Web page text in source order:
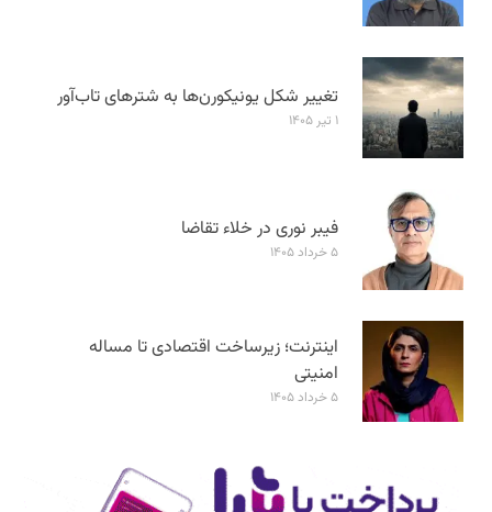
تغییر شکل یونیکورن‌ها به شترهای تاب‌آور
۱ تیر ۱۴۰۵
فیبر نوری در خلاء تقاضا
۵ خرداد ۱۴۰۵
اینترنت؛ زیرساخت اقتصادی تا مساله
امنیتی
۵ خرداد ۱۴۰۵